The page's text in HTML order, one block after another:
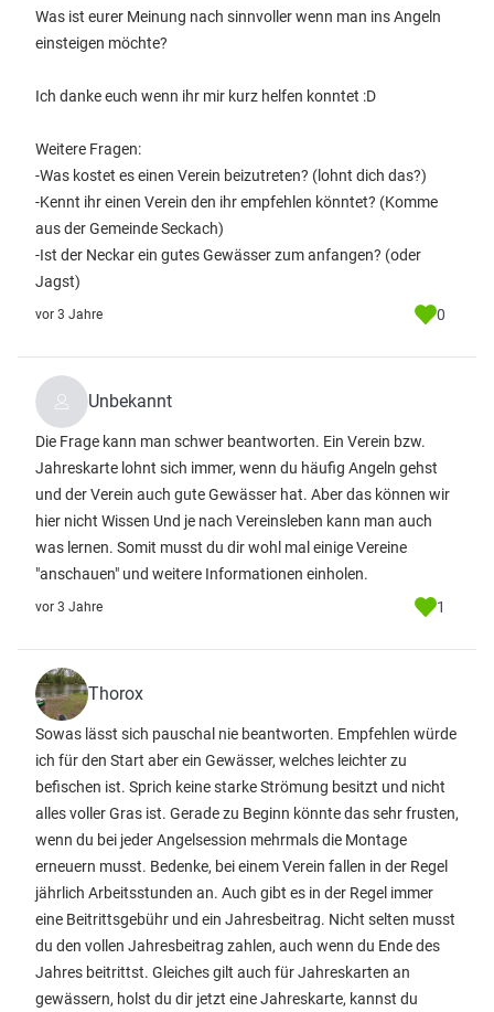
Was ist eurer Meinung nach sinnvoller wenn man ins Angeln
einsteigen möchte?
Ich danke euch wenn ihr mir kurz helfen konntet :D
Weitere Fragen:
-Was kostet es einen Verein beizutreten? (lohnt dich das?)
-Kennt ihr einen Verein den ihr empfehlen könntet? (Komme
aus der Gemeinde Seckach)
-Ist der Neckar ein gutes Gewässer zum anfangen? (oder
Jagst)
vor 3 Jahre 0
Unbekannt
Die Frage kann man schwer beantworten. Ein Verein bzw.
Jahreskarte lohnt sich immer, wenn du häufig Angeln gehst
und der Verein auch gute Gewässer hat. Aber das können wir
hier nicht Wissen Und je nach Vereinsleben kann man auch
was lernen. Somit musst du dir wohl mal einige Vereine
"anschauen" und weitere Informationen einholen.
vor 3 Jahre 1
Thorox
Sowas lässt sich pauschal nie beantworten. Empfehlen würde
ich für den Start aber ein Gewässer, welches leichter zu
befischen ist. Sprich keine starke Strömung besitzt und nicht
alles voller Gras ist. Gerade zu Beginn könnte das sehr frusten,
wenn du bei jeder Angelsession mehrmals die Montage
erneuern musst. Bedenke, bei einem Verein fallen in der Regel
jährlich Arbeitsstunden an. Auch gibt es in der Regel immer
eine Beitrittsgebühr und ein Jahresbeitrag. Nicht selten musst
du den vollen Jahresbeitrag zahlen, auch wenn du Ende des
Jahres beitrittst. Gleiches gilt auch für Jahreskarten an
gewässern, holst du dir jetzt eine Jahreskarte, kannst du